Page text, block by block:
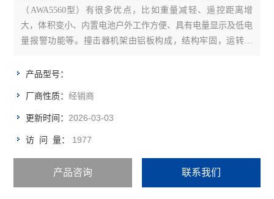
水质多参数测定仪
ph测定仪
光度计
盐浓度测定仪
（AWA5560型）有很多优点，比如重量减轻、遥控距离增
大，体积变小、内置电池户外工作方便、具有电量显示及低电
量报警功能等。撞击器机架由铝板构成，结构牢固，运转稳
输，专门设计了铝制外包装箱（选配），美观、大方、便捷。
产品型号：
厂商性质：经销商
更新时间：2026-03-03
访 问 量： 1977
产品咨询 联系我们